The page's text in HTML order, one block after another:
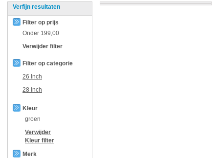
Verfijn resultaten
Filter op prijs
Onder 199,00
Verwijder filter
Filter op categorie
26 Inch
28 Inch
Kleur
groen
Verwijder
Kleur filter
Merk